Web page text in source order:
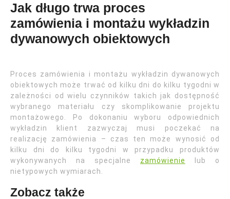
Jak długo trwa proces
zamówienia i montażu wykładzin
dywanowych obiektowych
Proces zamówienia i montażu wykładzin dywanowych
obiektowych może trwać od kilku dni do kilku tygodni w
zależności od wielu czynników takich jak dostępność
wybranego materiału czy skomplikowanie projektu
montażowego. Po dokonaniu wyboru odpowiednich
wykładzin klient zazwyczaj musi poczekać na
realizację zamówienia – czas ten może wynosić od
kilku dni do kilku tygodni w przypadku produktów
wykonywanych na specjalne zamówienie
lub o
nietypowych wymiarach.
Zobacz także